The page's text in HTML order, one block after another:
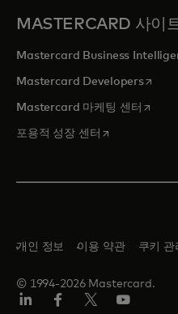
MASTERCARD 사이
Mastercard Business
Mastercard Developers새 탭
Mastercard 마케팅 센터 새 탭
포용적 성장 센터 새 탭에서 열림
© 1994-2026 Mastercard.
개인 정보 이용 약관 쿠키 관